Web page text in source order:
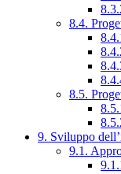
8.4.
8.5.
9. Sviluppo
9.1.